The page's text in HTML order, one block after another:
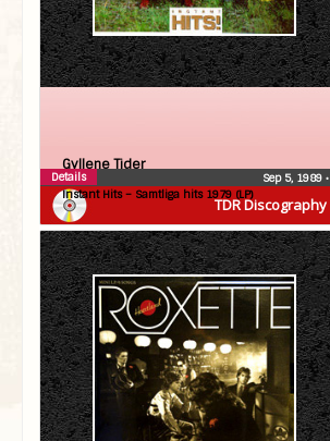
TDR Discography
Gyllene Tider
Instant Hits – Samtliga hits 1979 (LP)
Sep 5, 1989 •
Details